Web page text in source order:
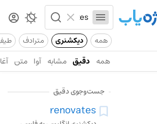
همه دیکشنری مترادف
همه دقیق مشابه آوا متن
جست‌وجوی دقیق
renovates